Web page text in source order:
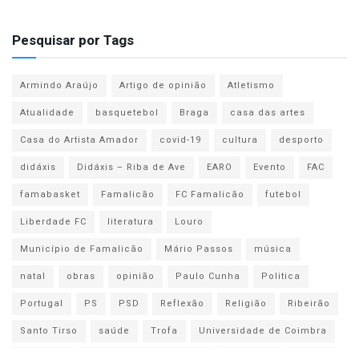
Pesquisar por Tags
Armindo Araújo Artigo de opinião
Atletismo
Atualidade
basquetebol Braga
casa das artes
Casa do Artista Amador
covid-19 cultura
desporto
didáxis
Didáxis – Riba de Ave EARO Evento
FAC
famabasket
Famalicão FC Famalicão
futebol
Liberdade FC
literatura
Louro
Município de Famalicão
Mário Passos
música
natal
obras opinião Paulo Cunha
Politica
Portugal
PS PSD Reflexão Religião
Ribeirão
Santo Tirso
saúde Trofa
Universidade de Coimbra